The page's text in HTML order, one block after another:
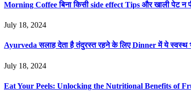
Morning Coffee बिना किसी side effect Tips और खाली पेट न
July 18, 2024
Ayurveda सलाह देता है तंदुरस्त रहने के लिए Dinner में ये
July 18, 2024
Eat Your Peels: Unlocking the Nutritional Benefits of